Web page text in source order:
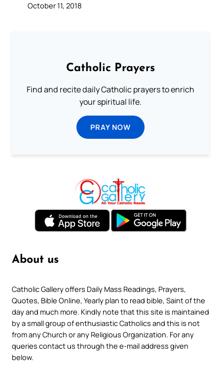
October 11, 2018
Catholic Prayers
Find and recite daily Catholic prayers to enrich
your spiritual life.
PRAY NOW
About us
Catholic Gallery offers Daily Mass Readings, Prayers,
Quotes, Bible Online, Yearly plan to read bible, Saint of the
day and much more. Kindly note that this site is maintained
by a small group of enthusiastic Catholics and this is not
from any Church or any Religious Organization. For any
queries contact us through the e-mail address given
below.